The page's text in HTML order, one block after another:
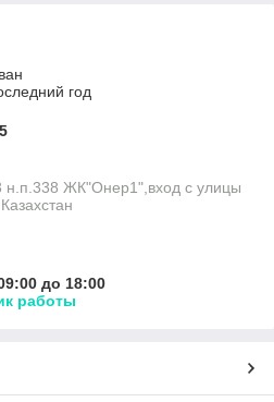
год
н.п.338 ЖК"Онер1",вход с улицы
до 18:00
работы